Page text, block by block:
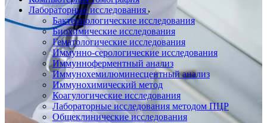
Лабораторные исследования
Бактериологические исследования
Биохимические исследования
Гематологические исследования
Иммунно-серологические исследования
Иммунноферментный анализ
Иммунохемилюминесцентный анализ
Иммунохимический метод
Коагулогические исследования
Лабораторные исследования методом ПЦР
Общеклинические исследования